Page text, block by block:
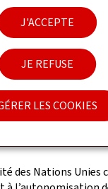
J'ACCEPTE
JE REFUSE
LES COOKIES
le Luxembourg et
Nations Unies pour
le Luxembourg et le
commun des
le Luxembourg et
des Nations Unies